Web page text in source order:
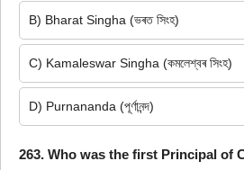
B) Bharat Singha (ভৰত সিংহ)
C) Kamaleswar Singha (কমলেশ্বৰ সিংহ)
D) Purnananda (পূৰ্ণানন্দ)
263. Who was the first Principal of